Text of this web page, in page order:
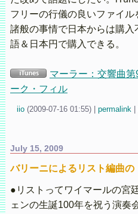
フリーの行儀の良いファイ
諸般の事情で日本からは購
語＆日本円で購入できる。
マーラー：交響曲
ーク・フィル
iio (2009-07-16 01:55) permalink|
July 15, 2009
バリーニによるリスト編曲の
●リストってワイマールの宮
ェンの生誕100年を祝う演奏